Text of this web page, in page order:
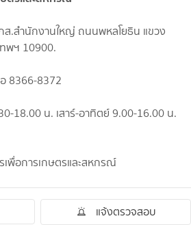
.สำนักงานใหญ่ ถนนพหลโยธิน แขวง
พฯ 10900.
8366-8372
18.00 น. เสาร์-อาทิตย์ 9.00-16.00 น.
พื่อการเกษตรและสหกรณ์
แจ้งตรวจสอบ